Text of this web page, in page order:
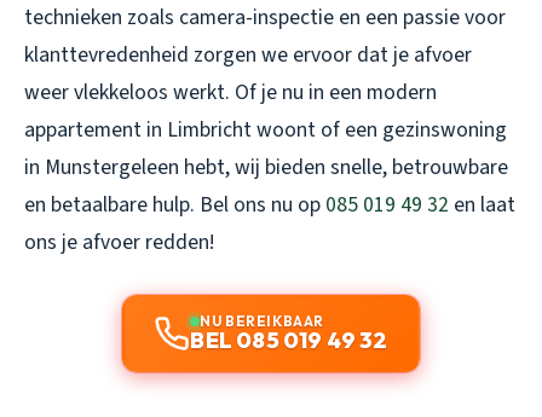
technieken zoals camera-inspectie en een passie voor
klanttevredenheid zorgen we ervoor dat je afvoer
weer vlekkeloos werkt. Of je nu in een modern
appartement in Limbricht woont of een gezinswoning
in Munstergeleen hebt, wij bieden snelle, betrouwbare
en betaalbare hulp. Bel ons nu op 085 019 49 32 en laat
ons je afvoer redden!
NU BEREIKBAAR
BEL 085 019 49 32